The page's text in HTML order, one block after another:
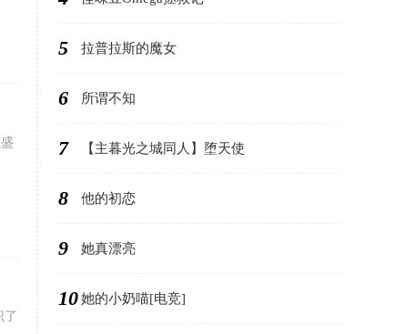
了
5 拉普拉斯的魔女
6 所谓不知
7 【主暮光之城同人】堕天使
8 他的初恋
9 她真漂亮
10她的小奶喵[电竞]